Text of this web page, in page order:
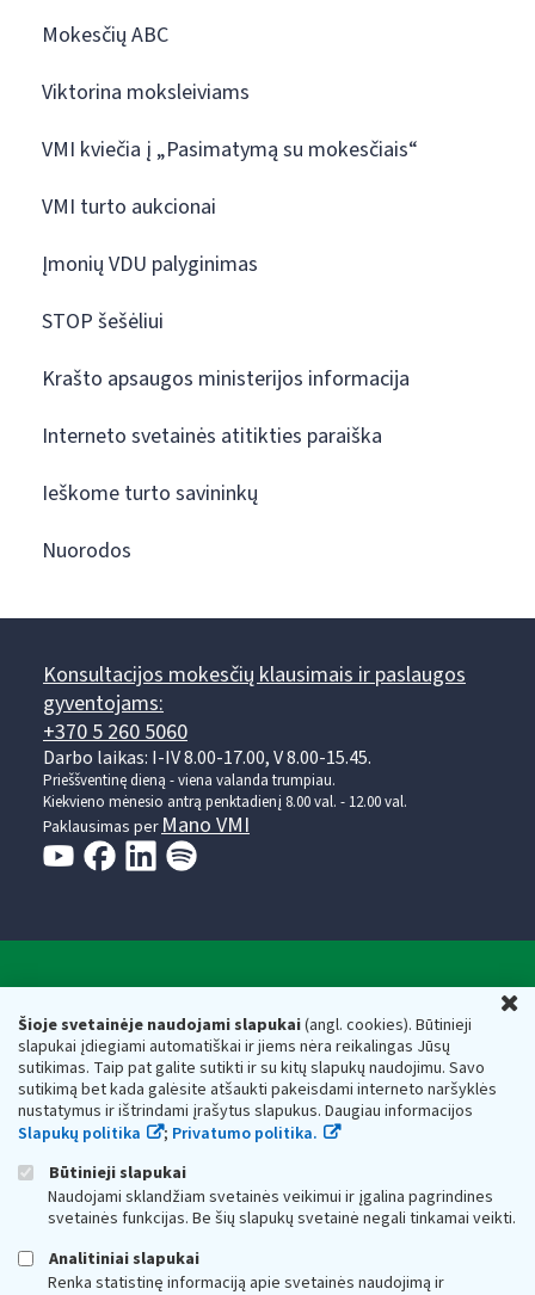
Šioje svetainėje naudojami slapukai(angl. cookies). Būtinieji
slapukai įdiegiami automatiškai ir jiems nėra reikalingas Jūsų
sutikimas. Taip pat galite sutikti ir su kitų slapukų naudojimu. Savo
sutikimą bet kada galėsite atšaukti pakeisdami interneto naršyklės
nustatymus ir ištrindami įrašytus slapukus. Daugiau informacijos
Slapukų politika
; Privatumo politika.
Būtinieji slapukai
Naudojami sklandžiam svetainės veikimui ir įgalina pagrindines
svetainės funkcijas. Be šių slapukų svetainė negali tinkamai veikti.
Analitiniai slapukai
Renka statistinę informaciją apie svetainės naudojimą ir
Mokesčių ABC
Viktorina moksleiviams
VMI kviečia į „Pasimatymą su mokesčiais“
VMI turto aukcionai
Įmonių VDU palyginimas
STOP šešėliui
Krašto apsaugos ministerijos informacija
Interneto svetainės atitikties paraiška
Ieškome turto savininkų
Nuorodos
Konsultacijos mokesčių klausimais ir paslaugos
gyventojams:
+370 5 260 5060
Darbo laikas: I-IV 8.00-17.00, V 8.00-15.45.
Prieššventinę dieną - viena valanda trumpiau.
Kiekvieno mėnesio antrą penktadienį 8.00 val. - 12.00 val.
Paklausimas perMano VMI
Valstybinė mokesčių inspekcija prie Lietuvos
Respublikos finansų ministerijos
Biudžetinė įstaiga. Juridinio asmens kodas — 188659752,
adresas: Vasario 16-osios g. 14, 01107 Vilnius, Lietuva, el.paštas:
vmi@vmi.lt , E. pristatymo dėžutės adresas 188659752
Duomenys apie Valstybinę mokesčių inspekciją prie Lietuvos
Respublikos finansų ministerijos kaupiami ir saugomi Juridinių